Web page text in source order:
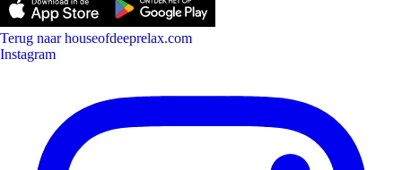
Terug naar houseofdeeprelax.com
Instagram